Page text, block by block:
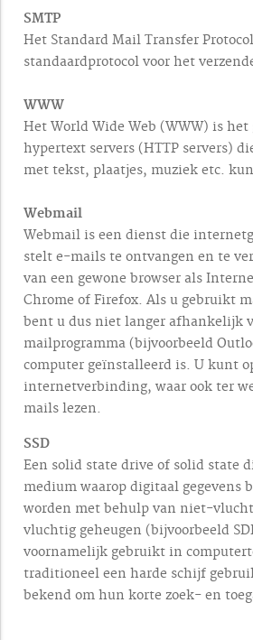
SMTP
Het Standard Mail Transfer
standaardprotocol voor het
WWW
Het World Wide Web (WWW) is het
hypertext servers (HTTP servers)
met tekst, plaatjes, muziek etc.
Webmail
Webmail is een dienst die
stelt e-mails te ontvangen en te
van een gewone browser als
Chrome of Firefox. Als u gebruikt
bent u dus niet langer afhankelijk
mailprogramma (bijvoorbeeld
computer geïnstalleerd is. U kunt
internetverbinding, waar ook ter
mails lezen.
SSD
Een solid state drive of solid state
medium waarop digitaal gegevens
worden met behulp van niet-
vluchtig geheugen (bijvoorbeeld
voornamelijk gebruikt in
traditioneel een harde schijf
bekend om hun korte zoek- en